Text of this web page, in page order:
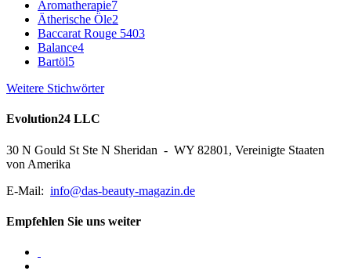
Aromatherapie7
Ätherische Öle2
Baccarat Rouge 5403
Balance4
Bartöl5
Weitere Stichwörter
Evolution24 LLC
30 N Gould St Ste N Sheridan - WY 82801, Vereinigte Staaten
von Amerika
E-Mail: info@das-beauty-magazin.de
Empfehlen Sie uns weiter